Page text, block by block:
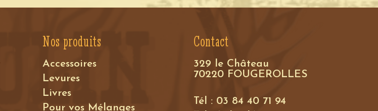
Nos produits
Accessoires
Levures
Livres
Pour vos Mélanges
Contact
329 le Château
70220 FOUGEROLLES
Tél : 03 84 40 71 94